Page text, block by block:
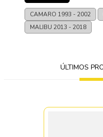
CAMARO 1993 - 2002
MALIBU 2013 - 2018
ÚLTIMOS